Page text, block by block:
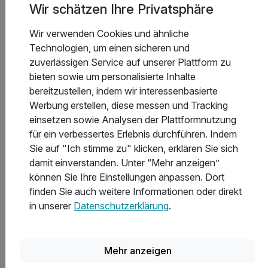
In welchen Hotels in Bad Bevensen gibt es das beste
Sport- und Freizeitangebot?
Welche Hotels in Bad Bevensen bieten die besten
Freizeit- und Ausflugsmöglichkeiten?
Welche Auszeichnungen haben die Hotels in Bad
Bevensen erhalten?
Wir schätzen Ihre Privatsphäre
Wir verwenden Cookies und ähnliche
Technologien, um einen sicheren und
zuverlässigen Service auf unserer Plattform zu
bieten sowie um personalisierte Inhalte
bereitzustellen, indem wir interessenbasierte
Werbung erstellen, diese messen und Tracking
einsetzen sowie Analysen der Plattformnutzung
für ein verbessertes Erlebnis durchführen. Indem
Sie auf "Ich stimme zu" klicken, erklären Sie sich
damit einverstanden. Unter “Mehr anzeigen”
können Sie Ihre Einstellungen anpassen. Dort
finden Sie auch weitere Informationen oder direkt
in unserer Datenschutzerklärung.
Mehr anzeigen